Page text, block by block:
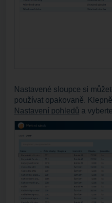
Nastavené sloupce si
používat opakovaně.
Nastavení pohledů a vyberte